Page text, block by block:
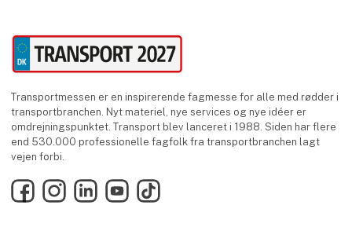
Transportmessen er en inspirerende fagmesse for alle med rødder i
transportbranchen. Nyt materiel, nye services og nye idéer er
omdrejningspunktet. Transport blev lanceret i 1988. Siden har flere
end 530.000 professionelle fagfolk fra transportbranchen lagt
vejen forbi.
FacebookInstagramLinkedInYouTubeTikTok